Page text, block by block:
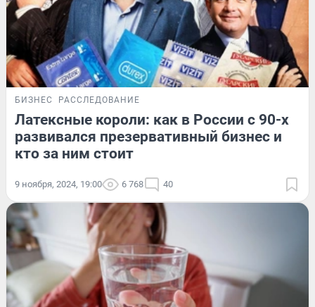
БИЗНЕС РАССЛЕДОВАНИЕ
Латексные короли: как в России с 90-х
развивался презервативный бизнес и
кто за ним стоит
9 ноября, 2024, 19:00 6 768 40